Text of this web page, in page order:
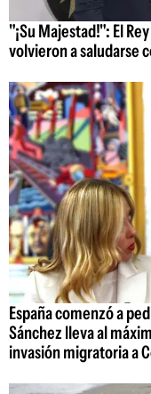
"¡Su Majestad!": El
volvieron a saludarse
España comenzó a
Sánchez lleva al
invasión migratoria a